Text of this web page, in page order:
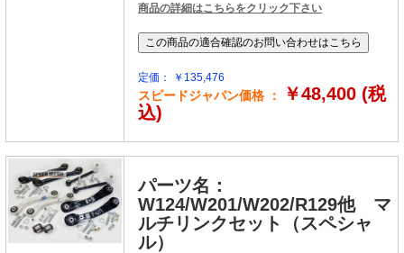
商品の詳細はこちらをクリック下さい
定価： ￥135,476
スピードジャパン価格 ：
￥48,400 (税
込)
パーツ名：
W124/W201/W202/R129他 マ
ルチリンクセット（スペシャ
ル）